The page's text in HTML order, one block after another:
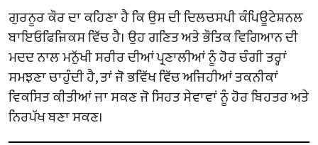
ਗੁਰਨੂਰ ਕੌਰ ਦਾ ਕਹਿਣਾ ਹੈ ਕਿ ਉਸ ਦੀ ਦਿਲਚਸਪੀ ਕੰਪਿਊਟੇਸ਼ਨਲ
ਬਾਇਓਫਿਜ਼ਿਕਸ ਵਿੱਚ ਹੈ। ਉਹ ਗਣਿਤ ਅਤੇ ਭੌਤਿਕ ਵਿਗਿਆਨ ਦੀ
ਮਦਦ ਨਾਲ ਮਨੁੱਖੀ ਸਰੀਰ ਦੀਆਂ ਪ੍ਰਣਾਲੀਆਂ ਨੂੰ ਹੋਰ ਚੰਗੀ ਤਰ੍ਹਾਂ
ਸਮਝਣਾ ਚਾਹੁੰਦੀ ਹੈ, ਤਾਂ ਜੋ ਭਵਿੱਖ ਵਿੱਚ ਅਜਿਹੀਆਂ ਤਕਨੀਕਾਂ
ਵਿਕਸਿਤ ਕੀਤੀਆਂ ਜਾ ਸਕਣ ਜੋ ਸਿਹਤ ਸੇਵਾਵਾਂ ਨੂੰ ਹੋਰ ਬਿਹਤਰ ਅਤੇ
ਨਿਰਪੱਖ ਬਣਾ ਸਕਣ।